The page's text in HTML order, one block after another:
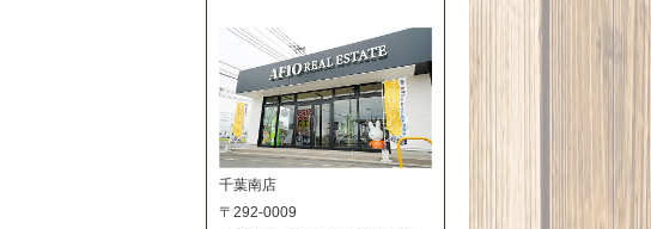
千葉南店
〒292-0009